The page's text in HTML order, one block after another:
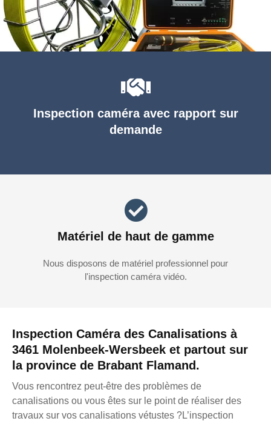
Inspection Caméra des Canalisations à
3461 Molenbeek-Wersbeek et partout sur
la province de Brabant Flamand.
Vous rencontrez peut-être des problèmes de
canalisations ou vous êtes sur le point de réaliser des
travaux sur vos canalisations vétustes ?L’inspection
Inspection caméra avec rapport sur
demande
Matériel de haut de gamme
Nous disposons de matériel professionnel pour
l'inspection caméra vidéo.